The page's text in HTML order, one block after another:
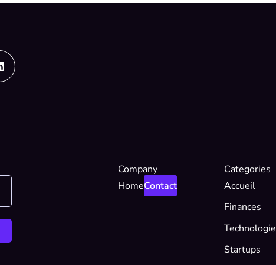
Company
HomeContact
Categories
Accueil
Finances
Technologie
Startups